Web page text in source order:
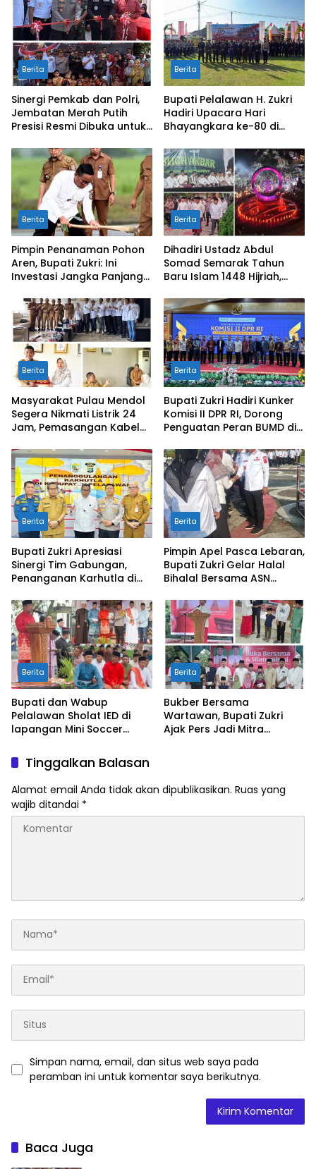
Berita
Sinergi Pemkab dan Polri,
Jembatan Merah Putih
Presisi Resmi Dibuka untuk
Rangsang
Berita
Bupati Pelalawan H. Zukri
Hadiri Upacara Hari
Bhayangkara ke-80 di
Berita
Pimpin Penanaman Pohon
Aren, Bupati Zukri: Ini
Investasi Jangka Panjang
Pelalawan
Berita
Dihadiri Ustadz Abdul
Somad Semarak Tahun
Baru Islam 1448 Hijriah,
Masyarakat
Berita
Masyarakat Pulau Mendol
Segera Nikmati Listrik 24
Jam, Pemasangan Kabel
Persen
Berita
Bupati Zukri Hadiri Kunker
Komisi II DPR RI, Dorong
Penguatan Peran BUMD di
Berita
Bupati Zukri Apresiasi
Sinergi Tim Gabungan,
Penanganan Karhutla di
Berita
Pimpin Apel Pasca Lebaran,
Bupati Zukri Gelar Halal
Bihalal Bersama ASN
Berita
Bupati dan Wabup
Pelalawan Sholat IED di
lapangan Mini Soccer
Berita
Bukber Bersama
Wartawan, Bupati Zukri
Ajak Pers Jadi Mitra
Tinggalkan Balasan
Alamat email Anda tidak akan dipublikasikan. Ruas yang
wajib ditandai *
Simpan nama, email, dan situs web saya pada
peramban ini untuk komentar saya berikutnya.
Baca Juga